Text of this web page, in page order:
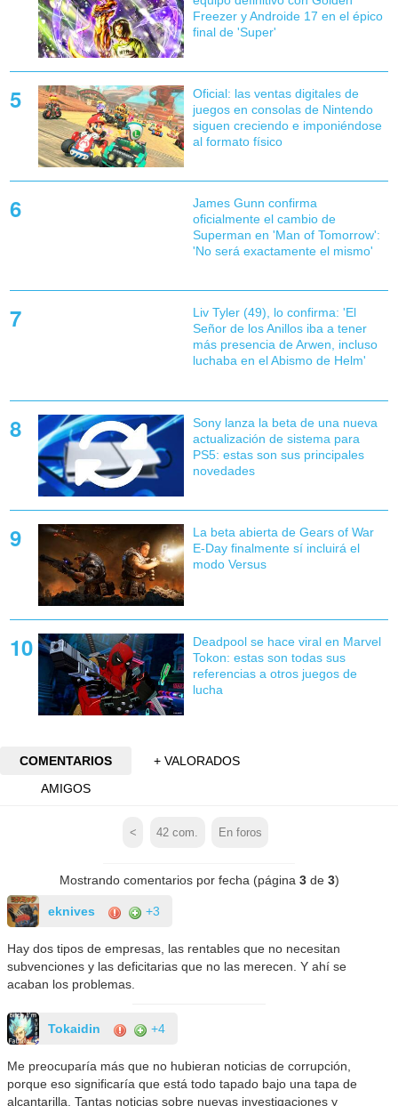
Freezer y Androide 17 en el épico
final de 'Super'
Oficial: las ventas digitales de
juegos en consolas de Nintendo
siguen creciendo e imponiéndose
al formato físico
James Gunn confirma
oficialmente el cambio de
Superman en 'Man of Tomorrow':
'No será exactamente el mismo'
Liv Tyler (49), lo confirma: 'El
Señor de los Anillos iba a tener
más presencia de Arwen, incluso
luchaba en el Abismo de Helm'
Sony lanza la beta de una nueva
actualización de sistema para
PS5: estas son sus principales
novedades
La beta abierta de Gears of War
E-Day finalmente sí incluirá el
modo Versus
Deadpool se hace viral en Marvel
Tokon: estas son todas sus
referencias a otros juegos de
lucha
COMENTARIOS
+ VALORADOS
AMIGOS
< 42 com. En foros
Mostrando comentarios por fecha (página 3de 3)
eknives +3
Hay dos tipos de empresas, las rentables que no necesitan
subvenciones y las deficitarias que no las merecen. Y ahí se
acaban los problemas.
Tokaidin +4
Me preocuparía más que no hubieran noticias de corrupción,
porque eso significaría que está todo tapado bajo una tapa de
alcantarilla. Tantas noticias sobre nuevas investigaciones y